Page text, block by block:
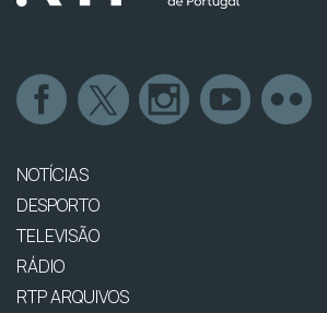
NOTÍCIAS
DESPORTO
TELEVISÃO
RÁDIO
RTP ARQUIVOS